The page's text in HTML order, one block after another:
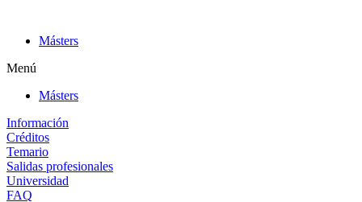
contenidoMásters
Menú
Másters
Información
Créditos
Temario
Salidas profesionales
Universidad
FAQ